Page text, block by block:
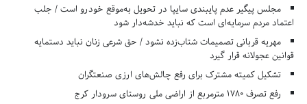
مجلس پیگیر عدم پایبندی سایپا در تحویل به‌موقع خودرو است / جلب
اعتماد مردم سرمایه‌ای است که نباید خدشه‌دار شود
مهریه قربانی تصمیمات شتاب‌زده نشود / حق شرعی زنان نباید دستمایه
قوانین عجولانه قرار گیرد
تشکیل کمیته مشترک برای رفع چالش‌های ارزی صنعتگران
رفع تصرف ۱۷۸۰ مترمربع از اراضی ملی روستای سرودار کرج